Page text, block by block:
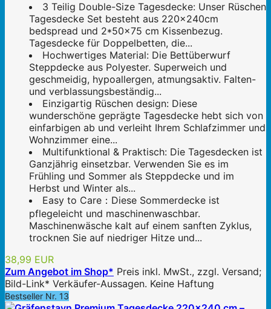
3 Teilig Double-Size Tagesdecke: Unser Rüschen
Tagesdecke Set besteht aus 220x240cm
bedspread und 2*50x75 cm Kissenbezug.
Tagesdecke für Doppelbetten, die...
Hochwertiges Material: Die Bettüberwurf
Steppdecke aus Polyester. Superweich und
geschmeidig, hypoallergen, atmungsaktiv. Falten-
und verblassungsbeständig...
Einzigartig Rüschen design: Diese
wunderschöne geprägte Tagesdecke hebt sich von
einfarbigen ab und verleiht Ihrem Schlafzimmer und
Wohnzimmer eine...
Multifunktional & Praktisch: Die Tagesdecken ist
Ganzjährig einsetzbar. Verwenden Sie es im
Frühling und Sommer als Steppdecke und im
Herbst und Winter als...
Easy to Care：Diese Sommerdecke ist
pflegeleicht und maschinenwaschbar.
Maschinenwäsche kalt auf einem sanften Zyklus,
trocknen Sie auf niedriger Hitze und...
38,99 EUR
Zum Angebot im Shop* Preis inkl. MwSt., zzgl. Versand;
Bild-Link* Verkäufer-Aussagen. Keine Haftung
Bestseller Nr. 13